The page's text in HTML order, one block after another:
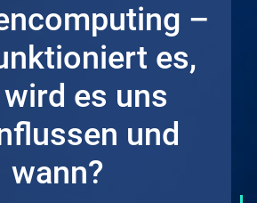
–
es,
es uns
und
wann?